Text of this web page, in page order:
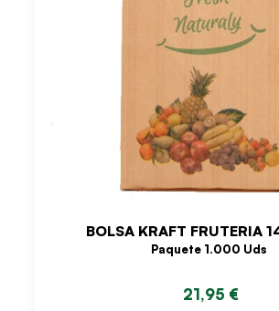
BOLSA KRAFT FRUTERIA
Paquete 1.000 Uds
21,95 €